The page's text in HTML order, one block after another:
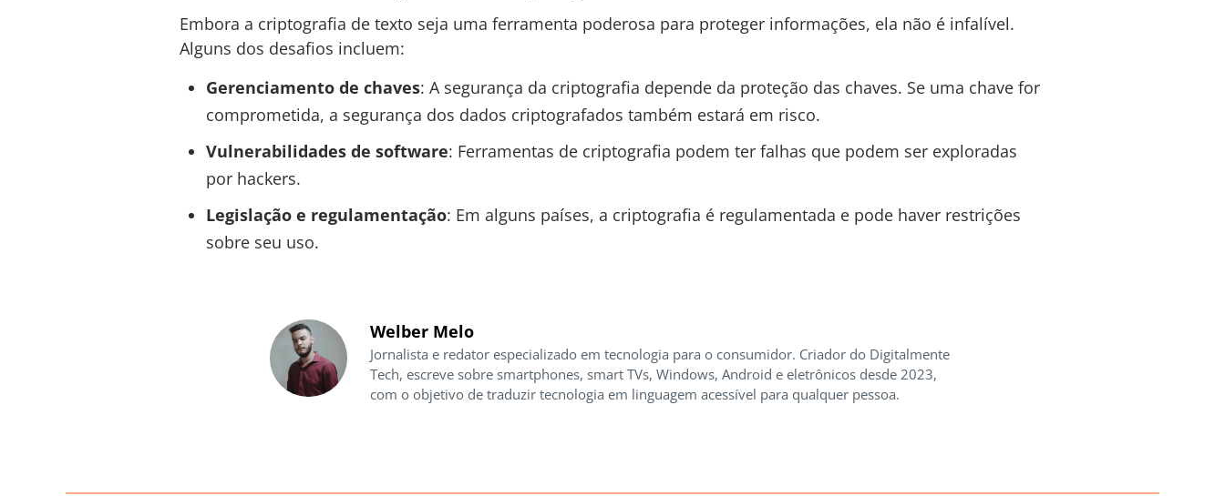
Embora a criptografia de texto seja uma ferramenta poderosa para proteger informações, ela não é infalível.
Alguns dos desafios incluem:
Gerenciamento de chaves: A segurança da criptografia depende da proteção das chaves. Se uma chave for
comprometida, a segurança dos dados criptografados também estará em risco.
Vulnerabilidades de software: Ferramentas de criptografia podem ter falhas que podem ser exploradas
por hackers.
Legislação e regulamentação: Em alguns países, a criptografia é regulamentada e pode haver restrições
sobre seu uso.
Welber Melo
Jornalista e redator especializado em tecnologia para o consumidor. Criador do Digitalmente
Tech, escreve sobre smartphones, smart TVs, Windows, Android e eletrônicos desde 2023,
com o objetivo de traduzir tecnologia em linguagem acessível para qualquer pessoa.